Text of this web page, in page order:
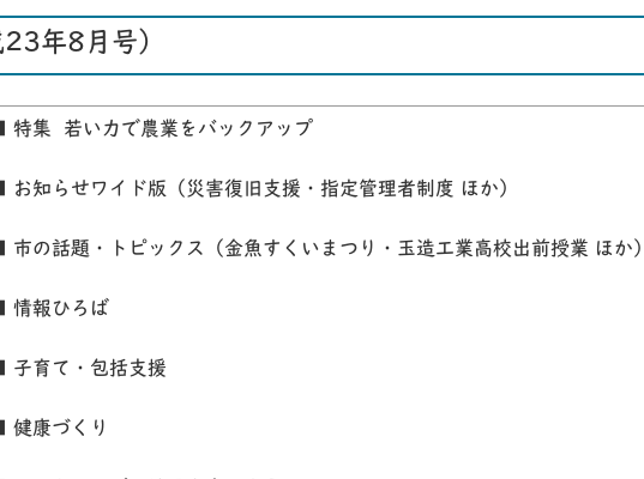
年8月号）
特集 若い力で農業をバックアップ
お知らせワイド版（災害復旧支援・指定管理者制度 ほか）
市の話題・トピックス（金魚すくいまつり・玉造工業高校出前授業 ほか）
情報ひろば
子育て・包括支援
健康づくり